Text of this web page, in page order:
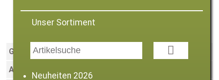
Unser Sortiment

Neuheiten 2026
Glasplatte "Sonnenblume" oval
Größe:
Art.-Nr.: